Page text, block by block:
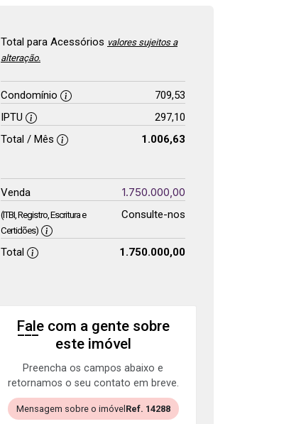
Total para Acessórios valores sujeitos a
alteração.
Condomínio
709,53
IPTU
297,10
Total / Mês
1.006,63
Venda 1.750.000,00
(ITBI, Registro, Escritura e
Certidões)
Consulte-nos
Total 1.750.000,00
Fale com a gente sobre
este imóvel
Preencha os campos abaixo e
retornamos o seu contato em breve.
Mensagem sobre o imóvel Ref. 14288